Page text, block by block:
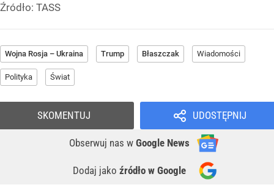
Źródło: TASS
Wojna Rosja – Ukraina Trump Błaszczak Wiadomości
Polityka Świat
UDOSTĘPNIJ
Obserwuj nas w Google News
Dodaj jako źródło w Google
SKOMENTUJ